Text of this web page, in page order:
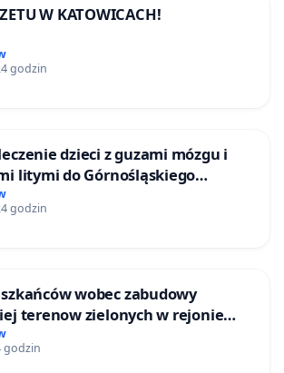
W KATOWICACH!
godzin
dzieci z guzami mózgu i
litymi do Górnośląskiego
Dziecka w Katowicach
godzin
wobec zabudowy
terenow zielonych w rejonie
w Bielsku-Białej
godzin